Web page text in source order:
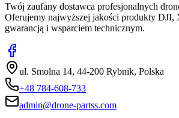
Twój zaufany dostawca profesjonalnych
Oferujemy najwyższej jakości produkty DJI,
gwarancją i wsparciem technicznym.
ul. Smolna 14, 44-200 Rybnik, Polska
+48 784-608-733
admin@drone-partss.com